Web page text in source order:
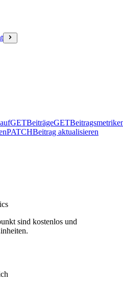
GETBeiträgeGET
PATCHBeitrag aktualisieren
sind kostenlos und